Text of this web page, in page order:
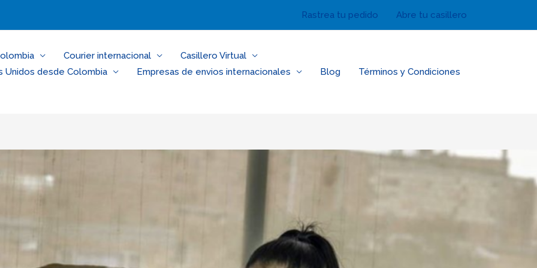
Rastrea tu pedido Abre tu casillero
Courier internacional
Casillero Virtual
Unidos desde Colombia
Empresas de envios internacionales Blog
Términos y Condiciones